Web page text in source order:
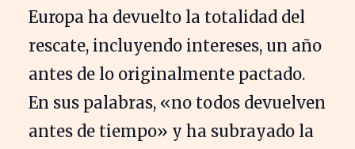
Europa ha devuelto la totalidad del
rescate, incluyendo intereses, un año
antes de lo originalmente pactado.
En sus palabras, «no todos devuelven
antes de tiempo» y ha subrayado la